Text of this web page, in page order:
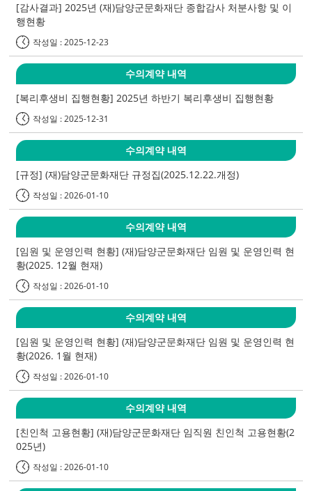
[감사결과] 2025년 (재)담양군문화재단 종합감사 처분사항 및 이
행현황
작성일 : 2025-12-23
수의계약 내역
[복리후생비 집행현황] 2025년 하반기 복리후생비 집행현황
작성일 : 2025-12-31
수의계약 내역
[규정] (재)담양군문화재단 규정집(2025.12.22.개정)
작성일 : 2026-01-10
수의계약 내역
[임원 및 운영인력 현황] (재)담양군문화재단 임원 및 운영인력 현
황(2025. 12월 현재)
작성일 : 2026-01-10
수의계약 내역
[임원 및 운영인력 현황] (재)담양군문화재단 임원 및 운영인력 현
황(2026. 1월 현재)
작성일 : 2026-01-10
수의계약 내역
[친인척 고용현황] (재)담양군문화재단 임직원 친인척 고용현황(2
025년)
작성일 : 2026-01-10